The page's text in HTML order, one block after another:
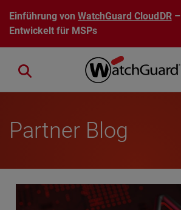
Direkt zum Inhalt
Einführung vonWatchGuard CloudDR–
Entwickelt für MSPs
Close search
Partner Blog